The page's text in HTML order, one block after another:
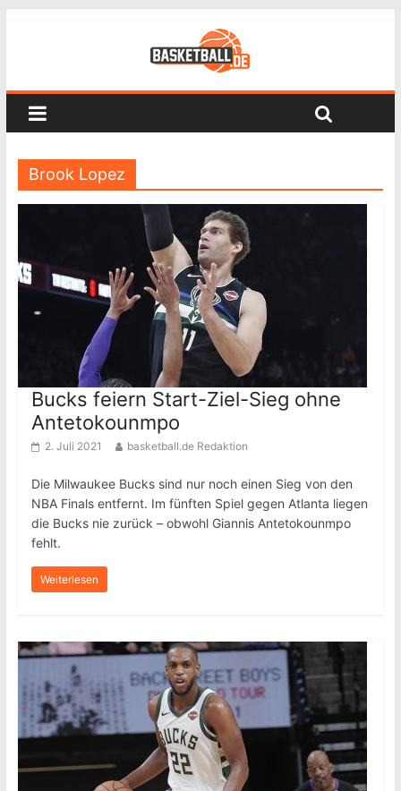
Brook Lopez
Bucks feiern Start-Ziel-Sieg ohne
Antetokounmpo
2. Juli 2021 basketball.de Redaktion
Die Milwaukee Bucks sind nur noch einen Sieg von den
NBA Finals entfernt. Im fünften Spiel gegen Atlanta liegen
die Bucks nie zurück – obwohl Giannis Antetokounmpo
fehlt.
Weiterlesen